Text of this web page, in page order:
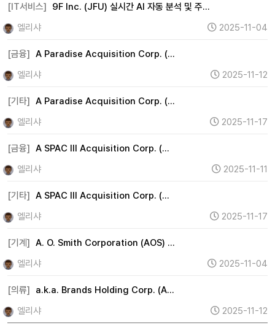
[IT서비스]
9F Inc. (JFU) 실시간 AI 자동 분석 및 주…
엘리샤
2025-11-04
[금융] A Paradise Acquisition Corp. (…
엘리샤
2025-11-12
[기타] A Paradise Acquisition Corp. (…
엘리샤
2025-11-17
[금융] A SPAC III Acquisition Corp. (…
엘리샤
2025-11-11
[기타] A SPAC III Acquisition Corp. (…
엘리샤
2025-11-17
[기계] A. O. Smith Corporation (AOS) …
엘리샤
2025-11-04
[의류]
a.k.a. Brands Holding Corp. (A…
엘리샤
2025-11-12